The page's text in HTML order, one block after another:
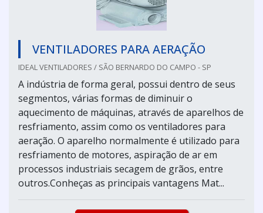
VENTILADORES PARA AERAÇÃO
IDEAL VENTILADORES / SÃO BERNARDO DO CAMPO - SP
A indústria de forma geral, possui dentro de seus
segmentos, várias formas de diminuir o
aquecimento de máquinas, através de aparelhos de
resfriamento, assim como os ventiladores para
aeração. O aparelho normalmente é utilizado para
resfriamento de motores, aspiração de ar em
processos industriais secagem de grãos, entre
outros.Conheças as principais vantagens Mat...